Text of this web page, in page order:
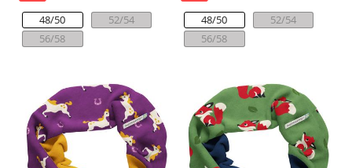
48/50
52/54
56/58
48/50
52/54
56/58